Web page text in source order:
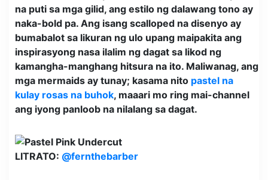
na puti sa mga gilid, ang estilo ng dalawang tono ay
naka-bold pa. Ang isang scalloped na disenyo ay
bumabalot sa likuran ng ulo upang maipakita ang
inspirasyong nasa ilalim ng dagat sa likod ng
kamangha-manghang hitsura na ito. Maliwanag, ang
mga mermaids ay tunay; kasama nito pastel na
kulay rosas na buhok, maaari mo ring mai-channel
ang iyong panloob na nilalang sa dagat.
LITRATO: @fernthebarber